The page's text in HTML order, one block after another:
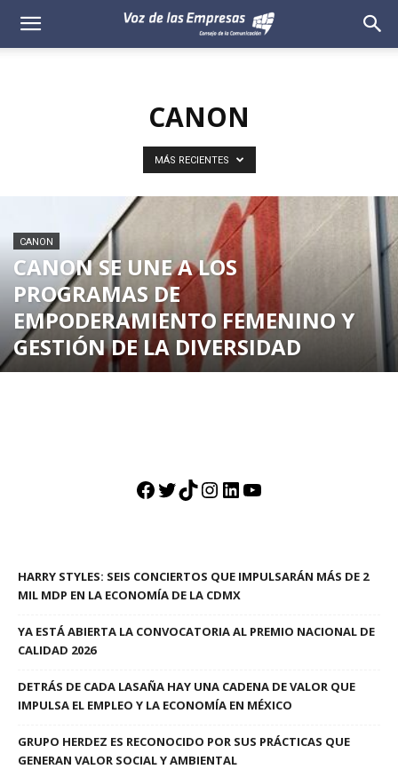
Voz
CANON
MÁS RECIENTES
CANON
CANON SE UNE A LOS
PROGRAMAS DE
EMPODERAMIENTO FEMENINO Y
GESTIÓN DE LA DIVERSIDAD
Facebook
Twitter
TikTok
Instagram
LinkedIn
YouTube
HARRY STYLES: SEIS CONCIERTOS QUE IMPULSARÁN MÁS DE 2
MIL MDP EN LA ECONOMÍA DE LA CDMX
YA ESTÁ ABIERTA LA CONVOCATORIA AL PREMIO NACIONAL DE
CALIDAD 2026
DETRÁS DE CADA LASAÑA HAY UNA CADENA DE VALOR QUE
IMPULSA EL EMPLEO Y LA ECONOMÍA EN MÉXICO
GRUPO HERDEZ ES RECONOCIDO POR SUS PRÁCTICAS QUE
GENERAN VALOR SOCIAL Y AMBIENTAL